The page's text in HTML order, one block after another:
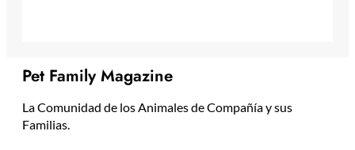
Pet Family Magazine
La Comunidad de los Animales de Compañía y sus
Familias.